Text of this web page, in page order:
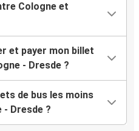
Cologne et
et payer mon billet
- Dresde ?
de bus les moins
Dresde ?